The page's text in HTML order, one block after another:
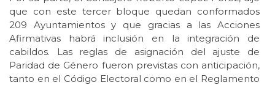
que con este tercer bloque quedan conformados
209 Ayuntamientos y que gracias a las Acciones
Afirmativas habrá inclusión en la integración de
cabildos. Las reglas de asignación del ajuste de
Paridad de Género fueron previstas con anticipación,
tanto en el Código Electoral como en el Reglamento